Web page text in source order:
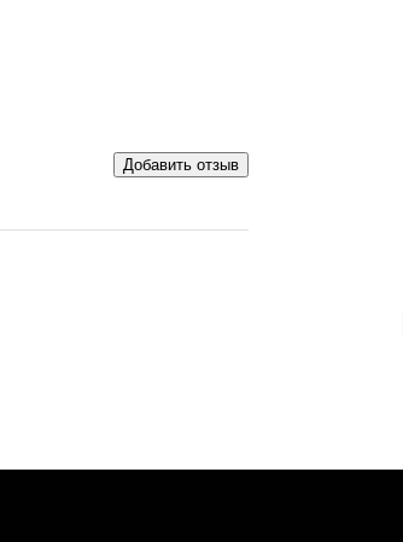
Добавить отзыв